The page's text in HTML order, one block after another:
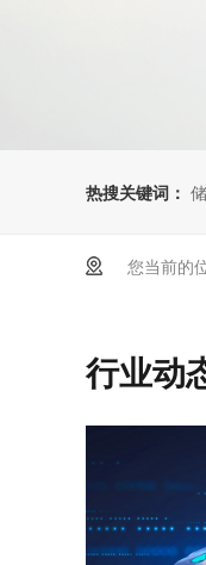
热搜关键词：
您当前的
行业动